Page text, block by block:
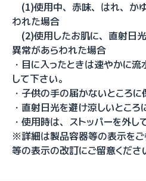
(1)使用中、赤味、はれ、か
われた場合
(2)使用したお肌に、直射日
異常があらわれた場合
・目に入ったときは速やかに
して下さい。
・子供の手の届かないところに
・直射日光を避け涼しいところ
・使用時は、ストッパーを外
※詳細は製品容器等の表示を
等の表示の改訂にご留意くださ